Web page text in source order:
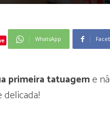
WhatsApp
primeira tatuageme
delicada!